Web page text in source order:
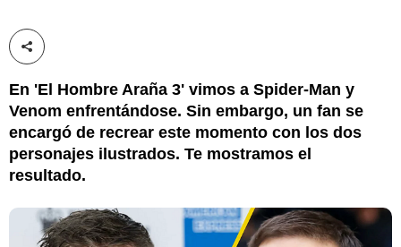
Compartir esta noticia
En 'El Hombre Araña 3' vimos a Spider-Man y
Venom enfrentándose. Sin embargo, un fan se
encargó de recrear este momento con los dos
personajes ilustrados. Te mostramos el
resultado.